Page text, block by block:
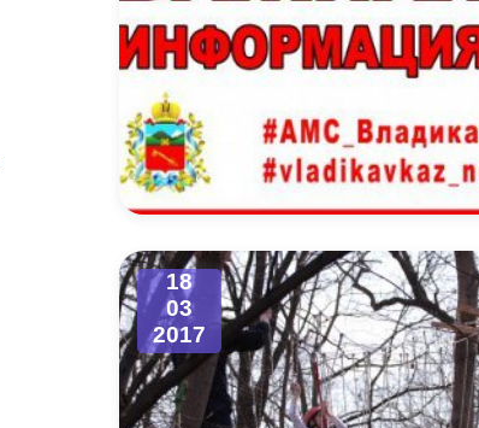
Владикавказ
Распоряжения, постановления
ОРВ и экспертиза НПА
Оценка деятельности органов
местного самоуправления
Открытые данные
18
03
2017